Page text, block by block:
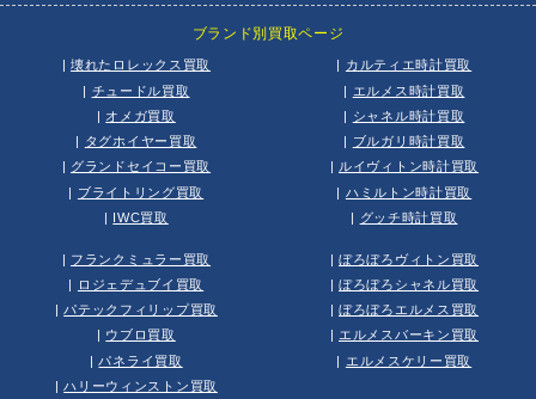
ブランド別買取ページ
|壊れたロレックス買取
| チュードル買取
| オメガ買取
| タグホイヤー買取
グランドセイコー買取
| ブライトリング買取
| IWC買取
カルティエ時計買取
| エルメス時計買取
| シャネル時計買取
| ブルガリ時計買取
ルイヴィトン時計買取
| ハミルトン時計買取
| グッチ時計買取
| フランクミュラー買取
|
ロジェデュブイ買取
| パテックフィリップ買取
ウブロ買取
| パネライ買取
|ハリーウィンストン買取
|ぼろぼろヴィトン買取
|ぼろぼろシャネル買取
|ぼろぼろエルメス買取
エルメスバーキン買取
| エルメスケリー買取